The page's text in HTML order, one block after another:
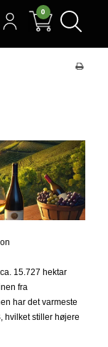
0
15.727 hektar
fra
har det varmeste
hvilket stiller højere